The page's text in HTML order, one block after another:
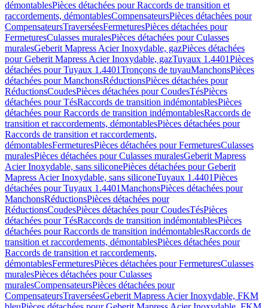
démontablesPièces détachées pour Raccords de transition et
raccordements, démontablesCompensateursPièces détachées pour
CompensateursTraverséesFermeturesPièces détachées pour
FermeturesCulasses muralesPièces détachées pour Culasses
muralesGeberit Mapress Acier Inoxydable, gazPièces détachées
pour Geberit Mapress Acier Inoxydable, gazTuyaux 1.4401Pièces
détachées pour Tuyaux 1.4401Tronçons de tuyauManchonsPièces
détachées pour ManchonsRéductionsPièces détachées pour
RéductionsCoudesPièces détachées pour CoudesTésPièces
détachées pour TésRaccords de transition indémontablesPièces
détachées pour Raccords de transition indémontablesRaccords de
transition et raccordements, démontablesPièces détachées pour
Raccords de transition et raccordements,
démontablesFermeturesPièces détachées pour FermeturesCulasses
muralesPièces détachées pour Culasses muralesGeberit Mapress
Acier Inoxydable, sans siliconePièces détachées pour Geberit
Mapress Acier Inoxydable, sans siliconeTuyaux 1.4401Pièces
détachées pour Tuyaux 1.4401ManchonsPièces détachées pour
ManchonsRéductionsPièces détachées pour
RéductionsCoudesPièces détachées pour CoudesTésPièces
détachées pour TésRaccords de transition indémontablesPièces
détachées pour Raccords de transition indémontablesRaccords de
transition et raccordements, démontablesPièces détachées pour
Raccords de transition et raccordements,
démontablesFermeturesPièces détachées pour FermeturesCulasses
muralesPièces détachées pour Culasses
muralesCompensateursPièces détachées pour
CompensateursTraverséesGeberit Mapress Acier Inoxydable, FKM